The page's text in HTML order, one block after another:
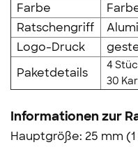
Farbe
Ratschengriff
Logo-Druck
Paketdetails
4
30
Informationen zur
Hauptgröße: 25 mm